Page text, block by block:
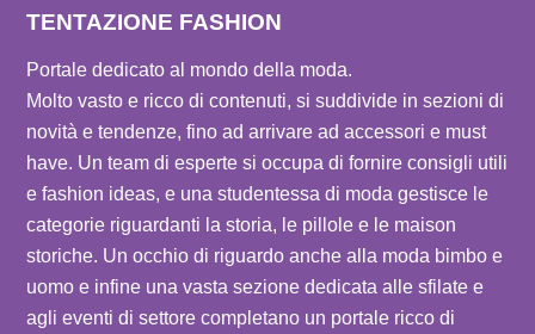
TENTAZIONE FASHION
Portale dedicato al mondo della moda.
Molto vasto e ricco di contenuti, si suddivide in sezioni di
novità e tendenze, fino ad arrivare ad accessori e must
have. Un team di esperte si occupa di fornire consigli utili
e fashion ideas, e una studentessa di moda gestisce le
categorie riguardanti la storia, le pillole e le maison
storiche. Un occhio di riguardo anche alla moda bimbo e
uomo e infine una vasta sezione dedicata alle sfilate e
agli eventi di settore completano un portale ricco di